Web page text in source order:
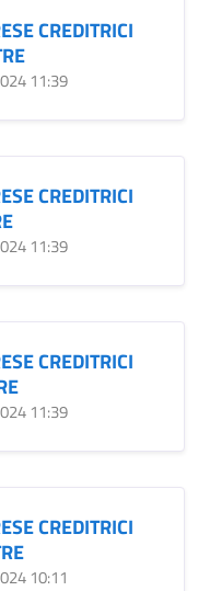
CREDITRICI
11:39
CREDITRICI
11:39
CREDITRICI
11:39
CREDITRICI
10:11